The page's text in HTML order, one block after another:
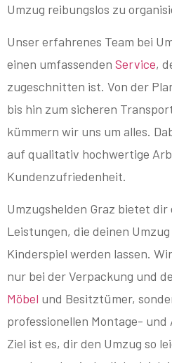
Umzug reibungslos zu
Unser erfahrenes Team bei
einen umfassenden Service,
zugeschnitten ist. Von der
bis hin zum sicheren
kümmern wir uns um alles.
auf qualitativ hochwertige
Kundenzufriedenheit.
Umzugshelden Graz bietet dir
Leistungen, die deinen
Kinderspiel werden lassen.
nur bei der Verpackung und
Möbel und Besitztümer,
professionellen Montage-
Ziel ist es, dir den Umzug so